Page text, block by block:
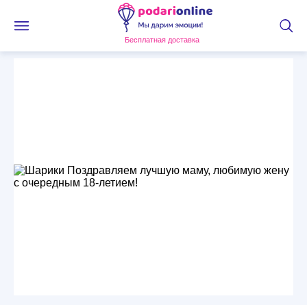
Бесплатная доставка